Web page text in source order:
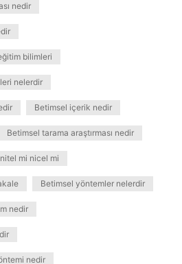
nedir
bilimleri
nelerdir
Betimsel içerik nedir
Betimsel tarama araştırması nedir
mi nicel mi
Betimsel yöntemler nelerdir
nedir
nedir